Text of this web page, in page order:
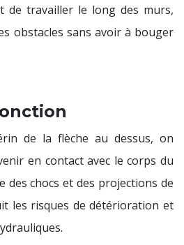
de travailler le long des murs,
obstacles sans avoir à bouger
de la flèche au dessus, on
en contact avec le corps du
des chocs et des projections de
les risques de détérioration et